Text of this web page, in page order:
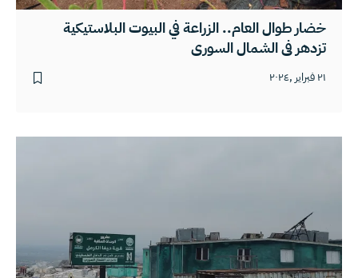
خضار طوال العام.. الزراعة في البيوت البلاستيكية
تزدهر في الشمال السوري
٢١ فبراير ,٢٠٢٤